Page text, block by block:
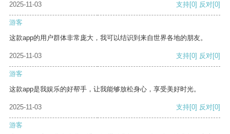
2025-11-03 支持[0] 反对[0]
游客
这款app的用户群体非常庞大，我可以结识到来自世界各地的朋友。
2025-11-03 支持[0] 反对[0]
游客
这款app是我娱乐的好帮手，让我能够放松身心，享受美好时光。
2025-11-03 支持[0] 反对[0]
游客